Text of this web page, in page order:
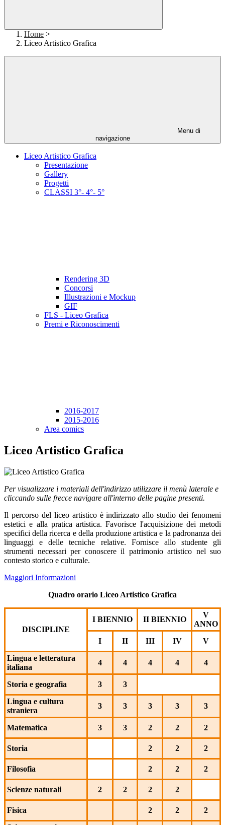
Home >
Liceo Artistico Grafica
Menu di
navigazione
Liceo Artistico Grafica
Presentazione
Gallery
Progetti
CLASSI 3°- 4°- 5°
Rendering 3D
Concorsi
Illustrazioni e Mockup
GIF
FLS - Liceo Grafica
Premi e Riconoscimenti
2016-2017
2015-2016
Area comics
Liceo Artistico Grafica
Per visualizzare i materiali dell'indirizzo utilizzare il menù laterale e
cliccando sulle frecce navigare all'interno delle pagine presenti.
Il percorso del liceo artistico è indirizzato allo studio dei fenomeni
estetici e alla pratica artistica. Favorisce l'acquisizione dei metodi
specifici della ricerca e della produzione artistica e la padronanza dei
linguaggi e delle tecniche relative. Fornisce allo studente gli
strumenti necessari per conoscere il patrimonio artistico nel suo
contesto storico e culturale.
Maggiori Informazioni
Quadro orario Liceo Artistico Grafica
DISCIPLINE
I BIENNIO II BIENNIO
V
ANNO
I
II III IV
V
Lingua e letteratura
italiana
4 4 4 4 4
Storia e geografia 3
3
Lingua e cultura
straniera
3 3 3 3 3
Matematica 3 3 2 2 2
Storia 2 2 2
Filosofia 2 2 2
Scienze naturali 2 2 2 2
Fisica 2 2
2